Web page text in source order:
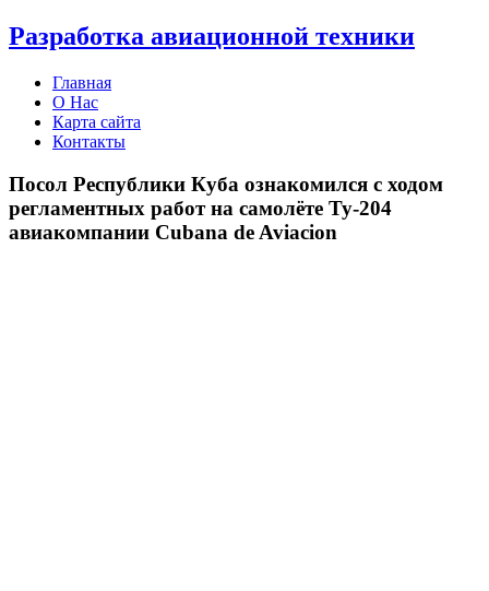
Разработка авиационной техники
Главная
О Нас
Карта сайта
Контакты
Посол Республики Куба ознакомился с ходом
регламентных работ на самолёте Ту-204
авиакомпании Cubana de Aviacion